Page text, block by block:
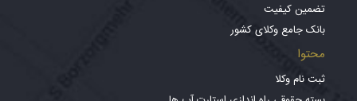
تضمین کیفیت
بانک جامع وکلای کشور
محتوا
ثبت نام وکلا